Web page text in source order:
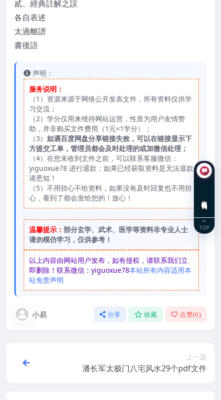
貳、經典註解之誤
各自表述
太過離譜
書後語
声明：
服务说明：
（1）资源来源于网络公开发表文件，所有资料仅供学
习交流；
（2）学分仅用来维持网站运营，性质为用户友情赞
助，并非购买文件费用（1元=1学分）；
（3） 如遇百度网盘分享链接失效，可以在链接显示下
方提交工单，管理员都会及时处理的或加微信处理；
（4）在您未收到文件之前，可以联系客服微信：
yiguoxue78 进行退款；如果已经获取资料是无法退款
请悉知！
（5）不用担心不给资料，如果没有及时回复也不用担
心，看到了都会发给您的！放心！
温馨提示： 部分玄学、武术、医学等资料非专业人士
请勿模仿学习，仅供参考！
以上内容由网站用户发布，如有侵权，请联系我们立
即删除！联系微信：yiguoxue78本站所有内容适用本
站免责声明
小易 分享 收藏 点赞(0)
上一篇
潘长军太极门八宅风水29个pdf文件
TOP